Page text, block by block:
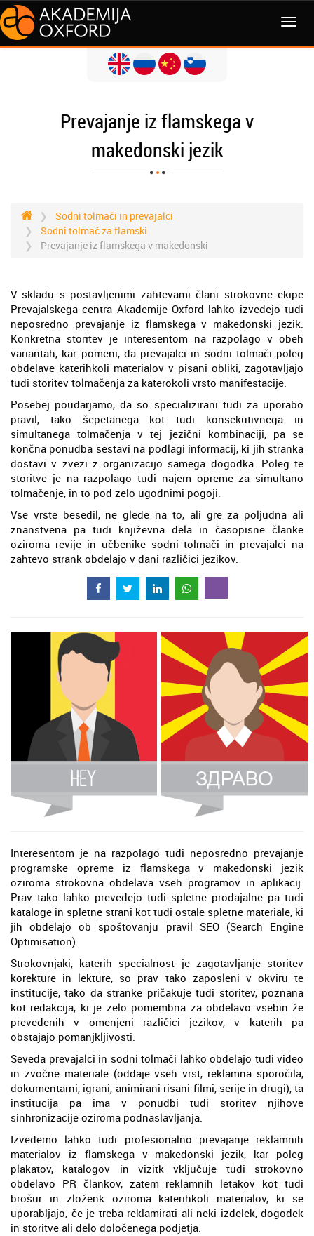
MENI
Prevajanje iz flamskega v
makedonski jezik
Sodni tolmači in prevajalci
Sodni tolmač za flamski
Prevajanje iz flamskega v makedonski
V skladu s postavljenimi zahtevami člani strokovne ekipe
Prevajalskega centra Akademije Oxford lahko izvedejo tudi
neposredno prevajanje iz flamskega v makedonski jezik.
Konkretna storitev je interesentom na razpolago v obeh
variantah, kar pomeni, da prevajalci in sodni tolmači poleg
obdelave katerihkoli materialov v pisani obliki, zagotavljajo
tudi storitev tolmačenja za katerokoli vrsto manifestacije.
Posebej poudarjamo, da so specializirani tudi za uporabo
pravil, tako šepetanega kot tudi konsekutivnega in
simultanega tolmačenja v tej jezični kombinaciji, pa se
končna ponudba sestavi na podlagi informacij, ki jih stranka
dostavi v zvezi z organizacijo samega dogodka. Poleg te
storitve je na razpolago tudi najem opreme za simultano
tolmačenje, in to pod zelo ugodnimi pogoji.
Vse vrste besedil, ne glede na to, ali gre za poljudna ali
znanstvena pa tudi književna dela in časopisne članke
oziroma revije in učbenike sodni tolmači in prevajalci na
zahtevo strank obdelajo v dani različici jezikov.
Interesentom je na razpolago tudi neposredno prevajanje
programske opreme iz flamskega v makedonski jezik
oziroma strokovna obdelava vseh programov in aplikacij.
Prav tako lahko prevedejo tudi spletne prodajalne pa tudi
kataloge in spletne strani kot tudi ostale spletne materiale, ki
jih obdelajo ob spoštovanju pravil SEO (Search Engine
Optimisation).
Strokovnjaki, katerih specialnost je zagotavljanje storitev
korekture in lekture, so prav tako zaposleni v okviru te
institucije, tako da stranke pričakuje tudi storitev, poznana
kot redakcija, ki je zelo pomembna za obdelavo vsebin že
prevedenih v omenjeni različici jezikov, v katerih pa
obstajajo pomanjkljivosti.
Seveda prevajalci in sodni tolmači lahko obdelajo tudi video
in zvočne materiale (oddaje vseh vrst, reklamna sporočila,
dokumentarni, igrani, animirani risani filmi, serije in drugi), ta
institucija pa ima v ponudbi tudi storitev njihove
sinhronizacije oziroma podnaslavljanja.
Izvedemo lahko tudi profesionalno prevajanje reklamnih
materialov iz flamskega v makedonski jezik, kar poleg
plakatov, katalogov in vizitk vključuje tudi strokovno
obdelavo PR člankov, zatem reklamnih letakov kot tudi
brošur in zloženk oziroma katerihkoli materialov, ki se
uporabljajo, če je treba reklamirati ali neki izdelek, dogodek
in storitve ali delo določenega podjetja.